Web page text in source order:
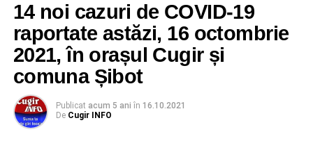
14 noi cazuri de COVID-19
raportate astăzi, 16 octombrie
2021, în orașul Cugir și
comuna Șibot
Publicat acum 5 ani în 16.10.2021
De Cugir INFO